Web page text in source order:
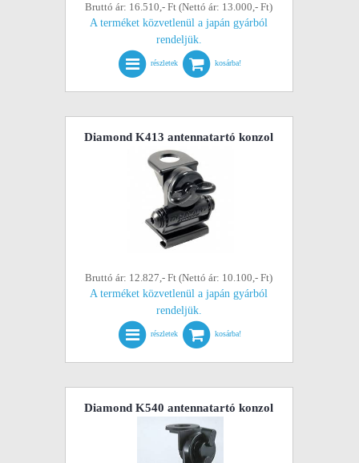
Bruttó ár: 16.510,- Ft (Nettó ár: 13.000,- Ft)
A terméket közvetlenül a japán gyárból
rendeljük.
részletek kosárba!
Diamond K413 antennatartó konzol
Bruttó ár: 12.827,- Ft (Nettó ár: 10.100,- Ft)
A terméket közvetlenül a japán gyárból
rendeljük.
részletek kosárba!
Diamond K540 antennatartó konzol